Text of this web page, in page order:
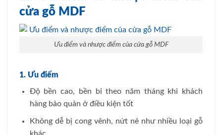
cửa gỗ MDF
Ưu điểm và nhược điểm của cửa gỗ MDF
1. Ưu điểm
Độ bền cao, bền bỉ theo năm tháng khi khách
hàng bảo quản ở điều kiện tốt
Không dễ bị cong vênh, nứt nẻ như nhiều loại gỗ
khác.